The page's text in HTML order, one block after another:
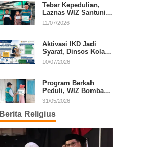
Tebar Kepedulian,
Laznas WIZ Santuni
Anak Yatim dan
11/07/2026
Aktivasi IKD Jadi
Syarat, Dinsos Kolaka
Sosialisasikan
10/07/2026
Program Berkah
Peduli, WIZ Bombana
Bantu Lansia dan
31/05/2026
Berita Religius